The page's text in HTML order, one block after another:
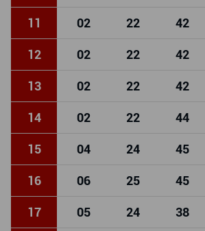
11 02 22 42
12 02 22 42
13 02 22 42
14 02 22 44
15 04 24 45
16 06 25 45
17 05 24 38